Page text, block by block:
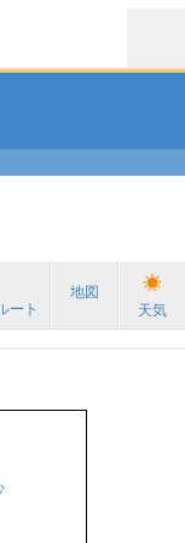
ート
地図
天気